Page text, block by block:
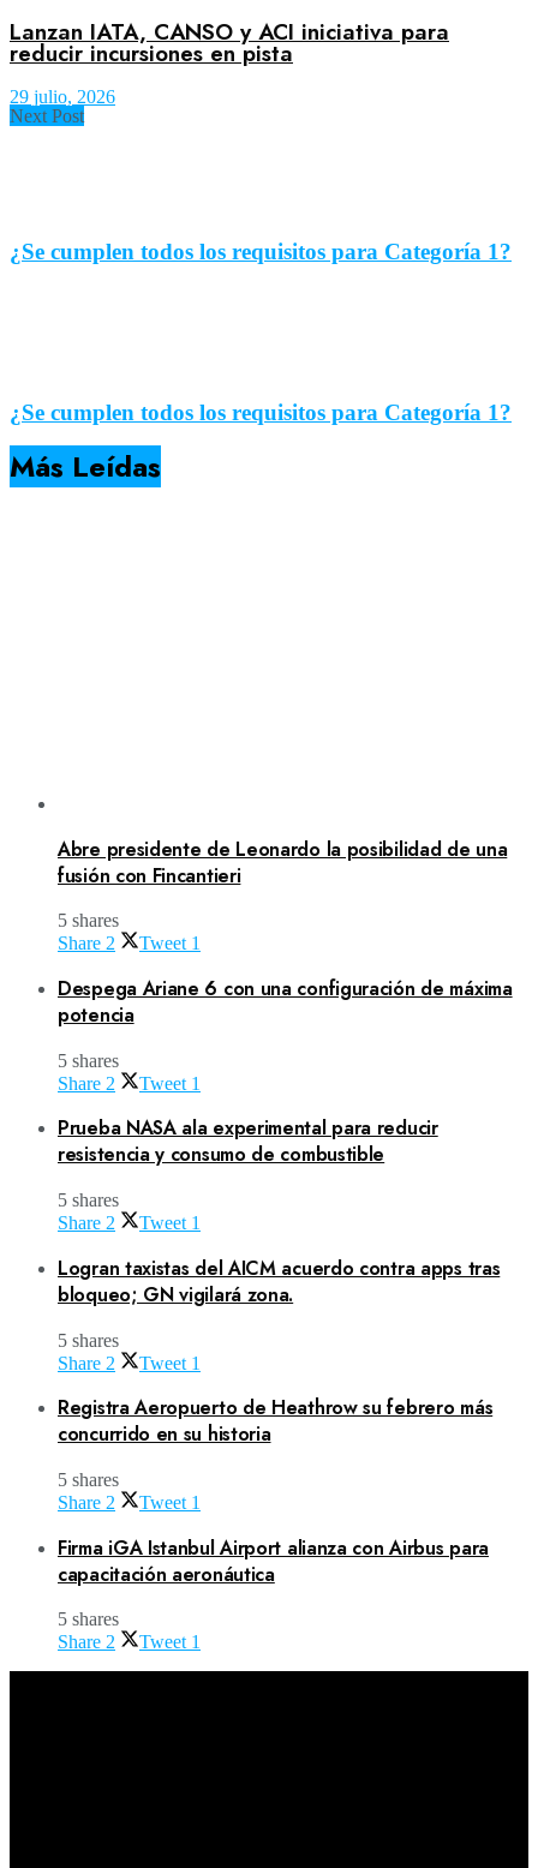
Lanzan IATA, CANSO y ACI iniciativa para
reducir incursiones en pista
29 julio, 2026
Next Post
¿Se cumplen todos los requisitos para Categoría 1?
¿Se cumplen todos los requisitos para Categoría 1?
Más Leídas
Abre presidente de Leonardo la posibilidad de una
fusión con Fincantieri
5 shares
Share 2 Tweet 1
Despega Ariane 6 con una configuración de máxima
potencia
5 shares
Share 2 Tweet 1
Prueba NASA ala experimental para reducir
resistencia y consumo de combustible
5 shares
Share 2 Tweet 1
Logran taxistas del AICM acuerdo contra apps tras
bloqueo; GN vigilará zona.
5 shares
Share 2 Tweet 1
Registra Aeropuerto de Heathrow su febrero más
concurrido en su historia
5 shares
Share 2 Tweet 1
Firma iGA Istanbul Airport alianza con Airbus para
capacitación aeronáutica
5 shares
Share 2 Tweet 1